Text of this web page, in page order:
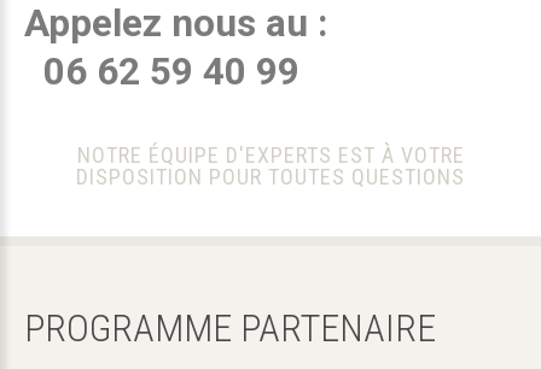
Appelez nous au :
06 62 59 40 99
NOTRE ÉQUIPE D'EXPERTS EST À VOTRE
DISPOSITION POUR TOUTES QUESTIONS
PROGRAMME PARTENAIRE